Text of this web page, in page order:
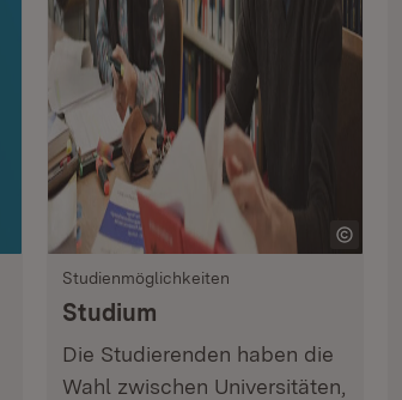
Studienmöglichkeiten
Studium
Die Studierenden haben die
Wahl zwischen Universitäten,